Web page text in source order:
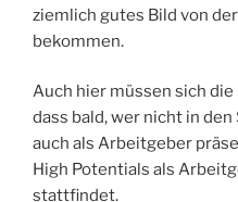
ziemlich gutes Bild von
bekommen.
Auch hier müssen sich
dass bald, wer nicht in
auch als Arbeitgeber
High Potentials als
stattfindet.